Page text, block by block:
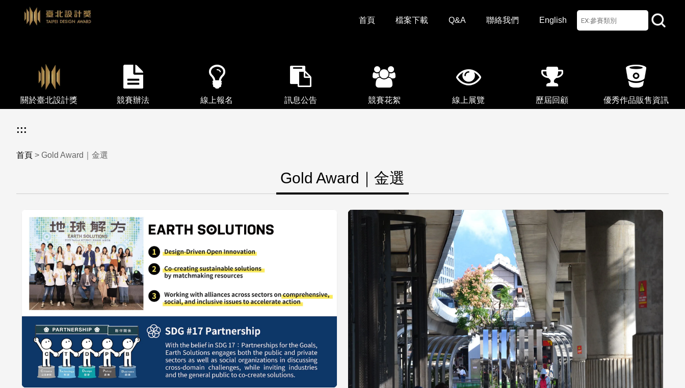
首頁 檔案下載 Q&A 聯絡我們 English
關於臺北設計獎 競賽辦法 線上報名 訊息公告 競賽花絮 線上展覽 歷屆回顧 優秀作品販售資訊
:::
首頁 > Gold Award｜金選
Gold Award｜金選